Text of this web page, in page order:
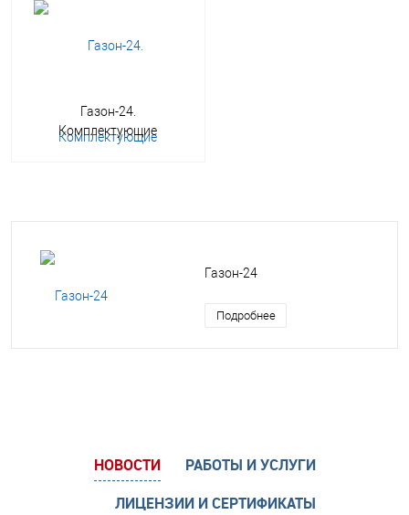
Газон-24.
Комплектующие
Газон-24
Подробнее
НОВОСТИ
РАБОТЫ И УСЛУГИ
ЛИЦЕНЗИИ И СЕРТИФИКАТЫ